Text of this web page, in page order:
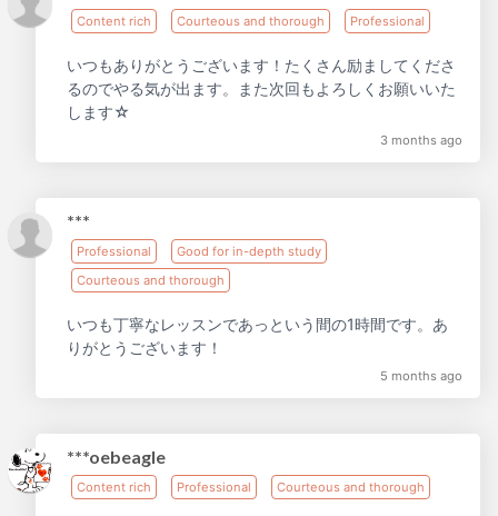
Content rich Courteous and thorough Professional
いつもありがとうございます！たくさん励ましてくださ
るのでやる気が出ます。また次回もよろしくお願いいた
します☆
3 months ago
***
Professional
Good for in-depth study
Courteous and thorough
いつも丁寧なレッスンであっという間の1時間です。あ
りがとうございます！
5 months ago
***oebeagle
Content rich Professional Courteous and thorough